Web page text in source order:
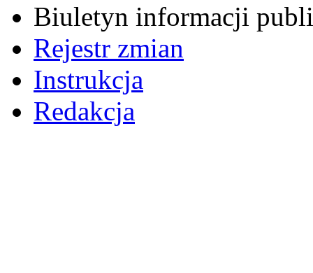
Biuletyn informacji
Rejestr zmian
Instrukcja
Redakcja